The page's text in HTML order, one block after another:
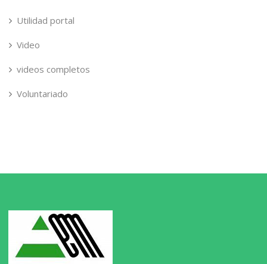
Utilidad portal
Video
videos completos
Voluntariado